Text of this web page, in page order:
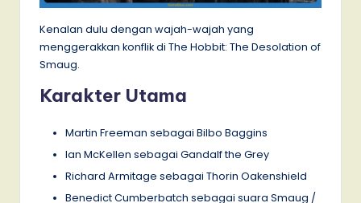
Kenalan dulu dengan wajah-wajah yang
menggerakkan konflik di The Hobbit: The Desolation of
Smaug.
Karakter Utama
Martin Freeman sebagai Bilbo Baggins
Ian McKellen sebagai Gandalf the Grey
Richard Armitage sebagai Thorin Oakenshield
Benedict Cumberbatch sebagai suara Smaug /